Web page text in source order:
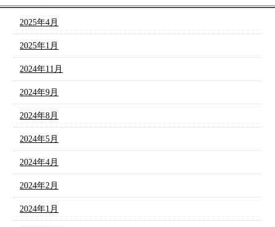
2025年4月
2025年1月
2024年11月
2024年9月
2024年8月
2024年5月
2024年4月
2024年2月
2024年1月